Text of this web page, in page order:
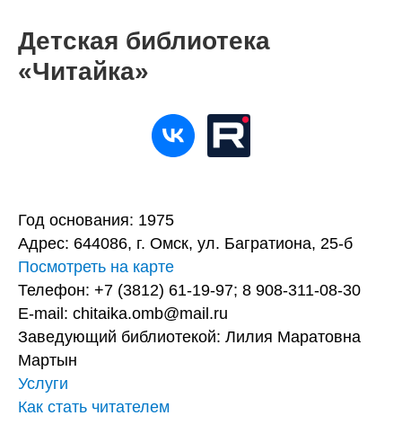
Детская библиотека
«Читайка»
Год основания: 1975
Адрес: 644086, г. Омск, ул. Багратиона, 25-б
Посмотреть на карте
Телефон: +7 (3812) 61-19-97; 8 908-311-08-30
E-mail: chitaika.omb@mail.ru
Заведующий библиотекой: Лилия Маратовна
Мартын
Услуги
Как стать читателем